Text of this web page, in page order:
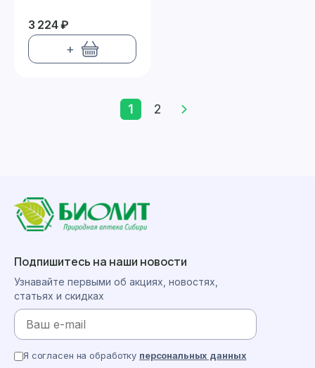
3 224 ₽
+
1 2
Подпишитесь на наши новости
Узнавайте первыми об акциях, новостях,
статьях и скидках
Я согласен на обработку персональных данных